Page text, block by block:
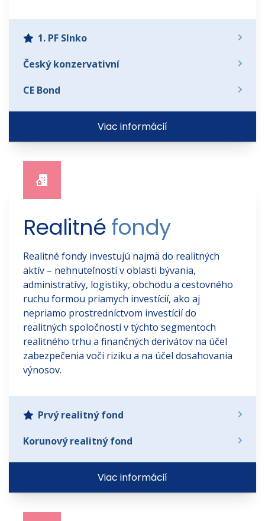
1. PF Slnko
Český konzervativní
CE Bond
Viac informácií
Realitné fondy
Realitné fondy investujú najmä do realitných
aktív – nehnuteľností v oblasti bývania,
administratívy, logistiky, obchodu a cestovného
ruchu formou priamych investícií, ako aj
nepriamo prostredníctvom investícií do
realitných spoločností v týchto segmentoch
realitného trhu a finančných derivátov na účel
zabezpečenia voči riziku a na účel dosahovania
výnosov.
Prvý realitný fond
Korunový realitný fond
Viac informácií